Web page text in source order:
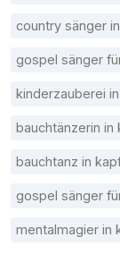
country sänger
gospel sänger
kinderzauberei
bauchtänzerin in
bauchtanz in
gospel sänger
mentalmagier in